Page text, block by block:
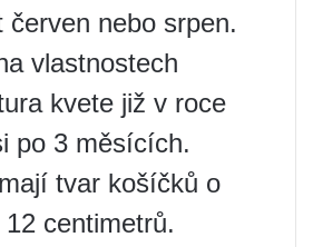
červen nebo srpen.
vlastnostech
kvete již v roce
po 3 měsících.
tvar košíčků o
centimetrů.